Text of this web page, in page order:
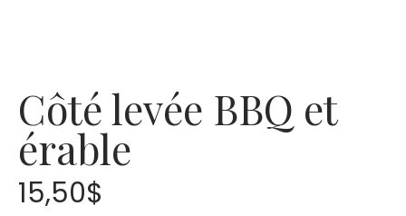
Côté levée BBQ et
érable
15,50$